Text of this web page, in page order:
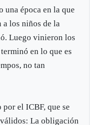
una época en la que
los niños de la
Luego vinieron los
en lo que es
no tan
el ICBF, que se
La obligación